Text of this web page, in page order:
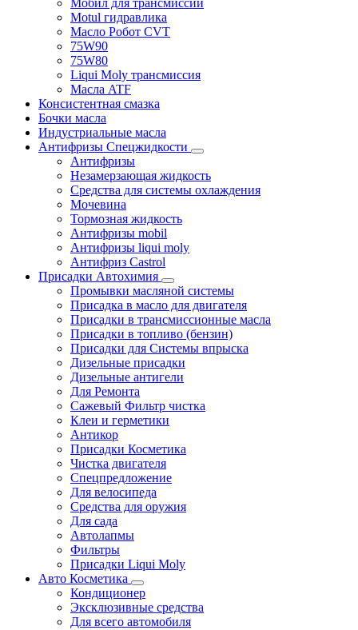
Мобил для трансмиссии
Motul гидравлика
Масло Робот CVT
75W90
75W80
Liqui Moly трансмиссия
Масла ATF
Консистентная смазка
Бочки масла
Индустриальные масла
Антифризы Спецжидкости
Антифризы
Незамерзающая жидкость
Средства для системы охлаждения
Мочевина
Тормозная жидкость
Антифризы mobil
Антифризы liqui moly
Антифриз Castrol
Присадки Автохимия
Промывки масляной системы
Присадка в масло для двигателя
Присадки в трансмиссионные масла
Присадки в топливо (бензин)
Присадки для Системы впрыска
Дизельные присадки
Дизельные антигели
Для Ремонта
Сажевый Фильтр чистка
Клеи и герметики
Антикор
Присадки Косметика
Чистка двигателя
Спецпредложение
Для велосипеда
Средства для оружия
Для сада
Автолапмы
Фильтры
Присадки Liqui Moly
Авто Косметика
Кондиционер
Эксклюзивные средства
Для всего автомобиля